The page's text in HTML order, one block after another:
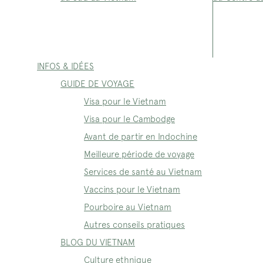
INFOS & IDÉES
GUIDE DE VOYAGE
Visa pour le Vietnam
Visa pour le Cambodge
Avant de partir en Indochine
Meilleure période de voyage
Services de santé au Vietnam
Vaccins pour le Vietnam
Pourboire au Vietnam
Autres conseils pratiques
BLOG DU VIETNAM
Culture ethnique